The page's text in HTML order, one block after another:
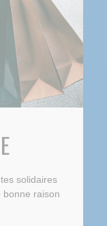
solidaires
bonne raison